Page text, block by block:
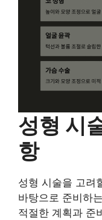
성형 시
항
성형 시술을 고려
바탕으로 준비하
적절한 계획과 준